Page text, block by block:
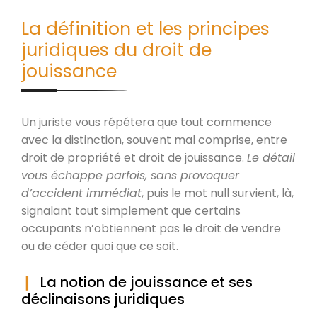
La définition et les principes
juridiques du droit de
jouissance
Un juriste vous répétera que tout commence
avec la distinction, souvent mal comprise, entre
droit de propriété et droit de jouissance. Le détail
vous échappe parfois, sans provoquer
d’accident immédiat, puis le mot null survient, là,
signalant tout simplement que certains
occupants n’obtiennent pas le droit de vendre
ou de céder quoi que ce soit.
La notion de jouissance et ses
déclinaisons juridiques